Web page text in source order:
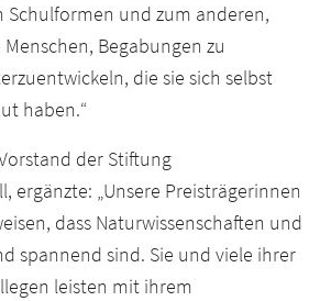
Schulformen und zum anderen,
Begabungen zu
die sie sich selbst
haben.“
der Stiftung
ergänzte: „Unsere Preisträgerinnen
dass Naturwissenschaften und
spannend sind. Sie und viele ihrer
leisten mit ihrem